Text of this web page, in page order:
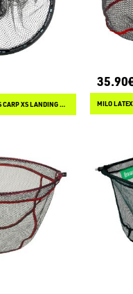
PRESTON INNOVATIONS CARP XS LANDING NET MILO